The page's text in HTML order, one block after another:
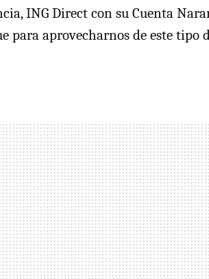
ING Direct con su Cuenta
para aprovecharnos de este tipo